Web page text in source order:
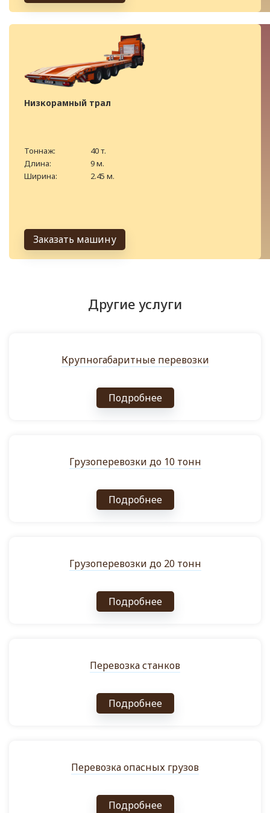
Низкорамный трал
Тоннаж:
40 т.
Длина:
9 м.
Ширина:
2.45 м.
Заказать машину
Другие услуги
Крупногабаритные перевозки
Подробнее
Грузоперевозки до 10 тонн
Подробнее
Грузоперевозки до 20 тонн
Подробнее
Перевозка станков
Подробнее
Перевозка опасных грузов
Подробнее